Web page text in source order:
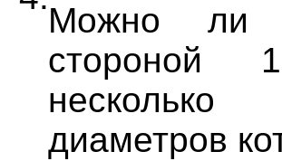
Можно ли
стороной
диаметров